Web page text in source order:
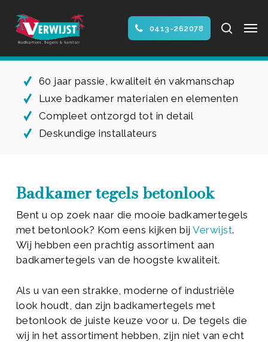
main
0413-262078 search
60 jaar passie, kwaliteit én vakmanschap
Luxe badkamer materialen en elementen
Compleet ontzorgd tot in detail
Deskundige installateurs
Badkamer tegels betonlook
Bent u op zoek naar die mooie badkamertegels
met betonlook? Kom eens kijken bijVerwijst.
Wij hebben een prachtig assortiment aan
badkamertegels van de hoogste kwaliteit.
Als u van een strakke, moderne of industriële
look houdt, dan zijn badkamertegels met
betonlook de juiste keuze voor u. De tegels die
wij in het assortiment hebben, zijn niet van echt